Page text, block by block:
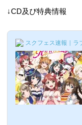
↓CD及び特典情報
スクフェス速報｜ラ